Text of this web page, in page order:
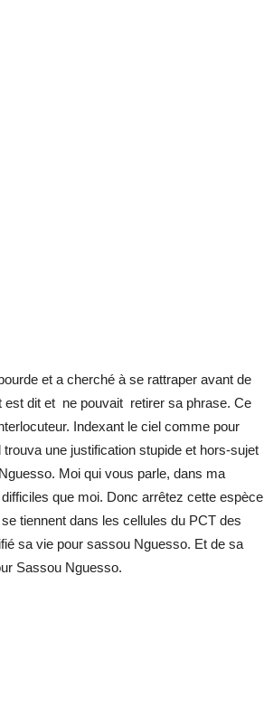
et a cherché à se rattraper avant de
est dit et ne pouvait retirer sa phrase. Ce
Indexant le ciel comme pour
une justification stupide et hors-sujet
Moi qui vous parle, dans ma
que moi. Donc arrêtez cette espèce
tiennent dans les cellules du PCT des
sa vie pour sassou Nguesso. Et de sa
Sassou Nguesso.